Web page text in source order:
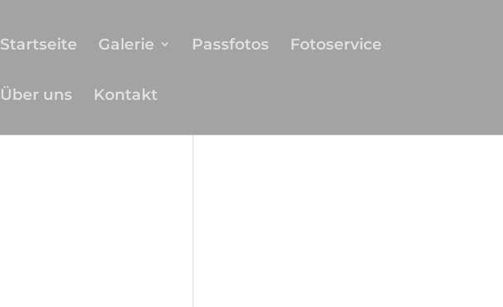
Startseite Galerie Passfotos Fotoservice
Über uns Kontakt